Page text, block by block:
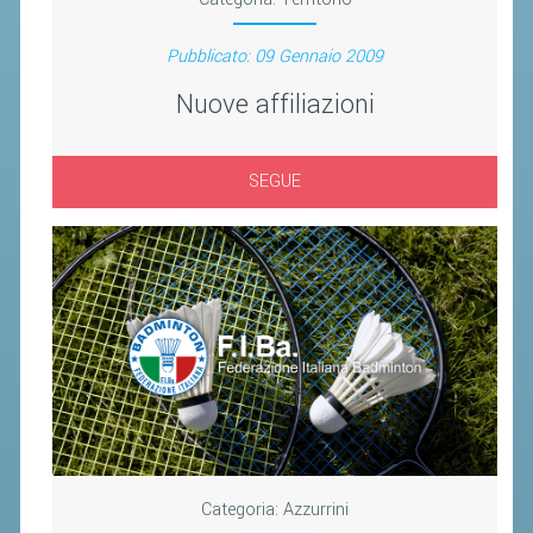
Pubblicato: 09 Gennaio 2009
Nuove affiliazioni
SEGUE
Categoria:Azzurrini
ATLETI D'INTERESSE NAZIONALE
NUOVI GIOCHI DELLA GIOVENTÙ
PROGETTO SHUTTLE TIME
TROFEO CONI
ENTI DI PROMOZIONE SPORTIVA
PROGETTI CONI
PROGETTI SPORT E SALUTE
FORMAZIONE